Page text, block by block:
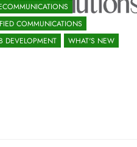
COMMUNICATIONS
DEVELOPMENT
WHAT'S NEW